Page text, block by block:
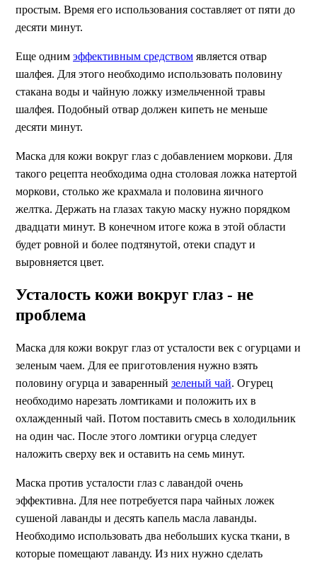
простым. Время его использования составляет от пяти до
десяти минут.
Еще одним эффективным средством является отвар
шалфея. Для этого необходимо использовать половину
стакана воды и чайную ложку измельченной травы
шалфея. Подобный отвар должен кипеть не меньше
десяти минут.
Маска для кожи вокруг глаз с добавлением моркови. Для
такого рецепта необходима одна столовая ложка натертой
моркови, столько же крахмала и половина яичного
желтка. Держать на глазах такую маску нужно порядком
двадцати минут. В конечном итоге кожа в этой области
будет ровной и более подтянутой, отеки спадут и
выровняется цвет.
Усталость кожи вокруг глаз - не
проблема
Маска для кожи вокруг глаз от усталости век с огурцами и
зеленым чаем. Для ее приготовления нужно взять
половину огурца и заваренный зеленый чай. Огурец
необходимо нарезать ломтиками и положить их в
охлажденный чай. Потом поставить смесь в холодильник
на один час. После этого ломтики огурца следует
наложить сверху век и оставить на семь минут.
Маска против усталости глаз с лавандой очень
эффективна. Для нее потребуется пара чайных ложек
сушеной лаванды и десять капель масла лаванды.
Необходимо использовать два небольших куска ткани, в
которые помещают лаванду. Из них нужно сделать